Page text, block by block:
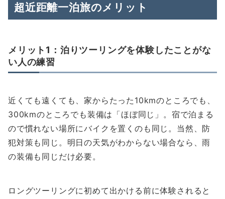
超近距離一泊旅のメリット
メリット1：泊りツーリングを体験したことがな
い人の練習
近くても遠くても、家からたった10kmのところでも、
300kmのところでも装備は「ほぼ同じ」。宿で泊まる
ので慣れない場所にバイクを置くのも同じ。当然、防
犯対策も同じ。明日の天気がわからない場合なら、雨
の装備も同じだけ必要。
ロングツーリングに初めて出かける前に体験されると